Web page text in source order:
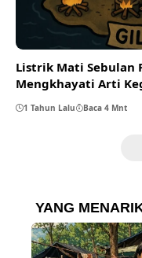
Listrik Mati Sebulan
Mengkhayati Arti
1 Tahun Lalu Baca 4 Mnt